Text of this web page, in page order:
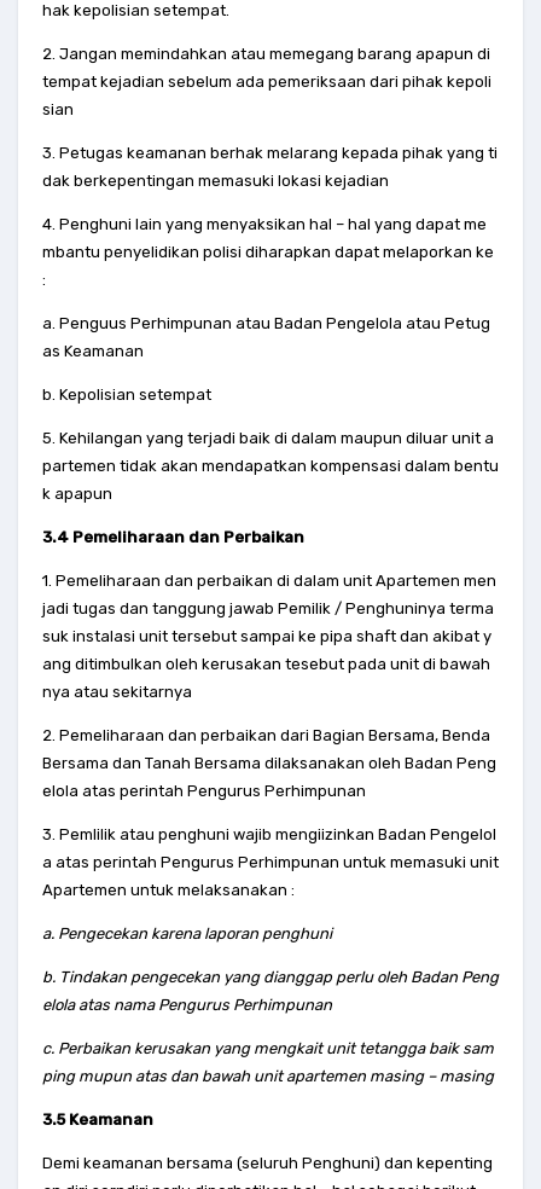
hak kepolisian setempat.
2. Jangan memindahkan atau memegang barang apapun di
tempat kejadian sebelum ada pemeriksaan dari pihak kepoli
sian
3. Petugas keamanan berhak melarang kepada pihak yang ti
dak berkepentingan memasuki lokasi kejadian
4. Penghuni lain yang menyaksikan hal – hal yang dapat me
mbantu penyelidikan polisi diharapkan dapat melaporkan ke
:
a. Penguus Perhimpunan atau Badan Pengelola atau Petug
as Keamanan
b. Kepolisian setempat
5. Kehilangan yang terjadi baik di dalam maupun diluar unit a
partemen tidak akan mendapatkan kompensasi dalam bentu
k apapun
3.4 Pemeliharaan dan Perbaikan
1. Pemeliharaan dan perbaikan di dalam unit Apartemen men
jadi tugas dan tanggung jawab Pemilik / Penghuninya terma
suk instalasi unit tersebut sampai ke pipa shaft dan akibat y
ang ditimbulkan oleh kerusakan tesebut pada unit di bawah
nya atau sekitarnya
2. Pemeliharaan dan perbaikan dari Bagian Bersama, Benda
Bersama dan Tanah Bersama dilaksanakan oleh Badan Peng
elola atas perintah Pengurus Perhimpunan
3. Pemlilik atau penghuni wajib mengiizinkan Badan Pengelol
a atas perintah Pengurus Perhimpunan untuk memasuki unit
Apartemen untuk melaksanakan :
a. Pengecekan karena laporan penghuni
b. Tindakan pengecekan yang dianggap perlu oleh Badan Peng
elola atas nama Pengurus Perhimpunan
c. Perbaikan kerusakan yang mengkait unit tetangga baik sam
ping mupun atas dan bawah unit apartemen masing – masing
3.5 Keamanan
Demi keamanan bersama (seluruh Penghuni) dan kepenting